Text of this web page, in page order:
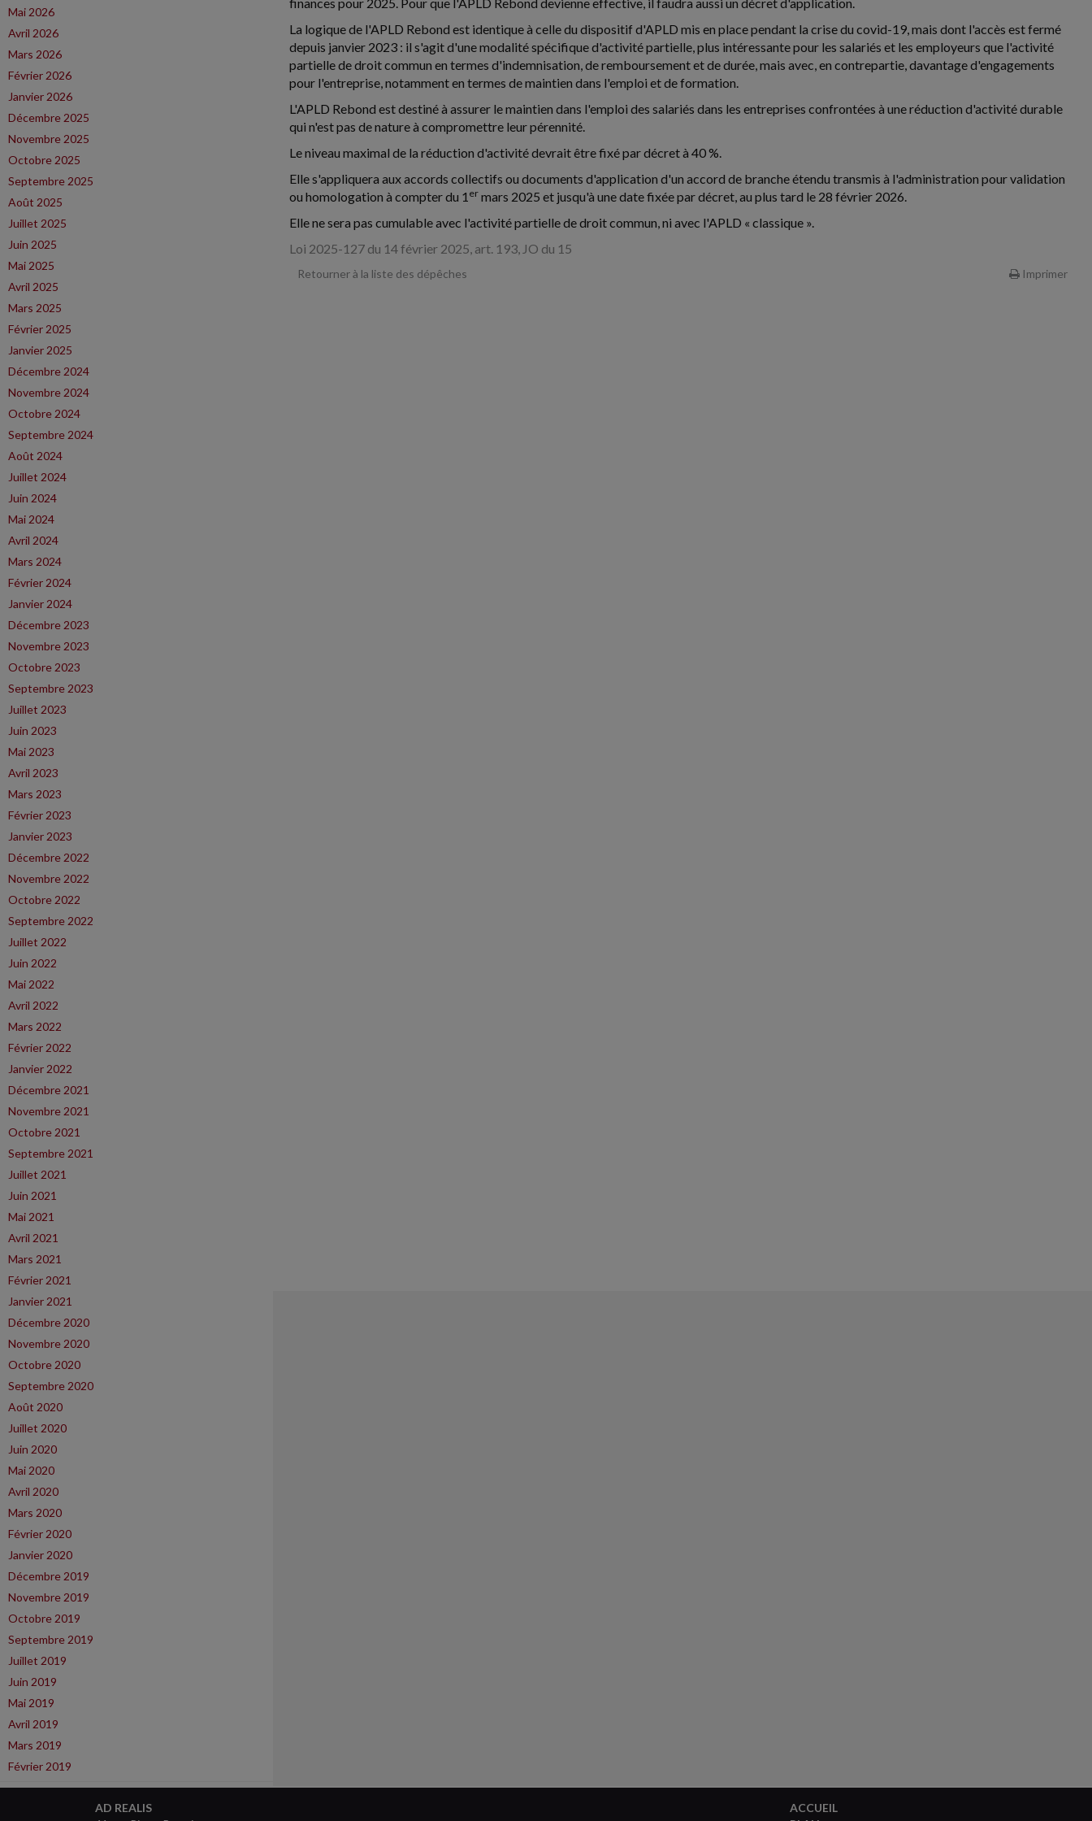
Mai 2026
Avril 2026
Mars 2026
Février 2026
Janvier 2026
Décembre 2025
Novembre 2025
Octobre 2025
Septembre 2025
Août 2025
Juillet 2025
Juin 2025
Mai 2025
Avril 2025
Mars 2025
Février 2025
Janvier 2025
Décembre 2024
Novembre 2024
Octobre 2024
Septembre 2024
Août 2024
Juillet 2024
Juin 2024
Mai 2024
Avril 2024
Mars 2024
Février 2024
Janvier 2024
Décembre 2023
Novembre 2023
Octobre 2023
Septembre 2023
Juillet 2023
Juin 2023
Mai 2023
Avril 2023
Mars 2023
Février 2023
Janvier 2023
Décembre 2022
Novembre 2022
Octobre 2022
Septembre 2022
Juillet 2022
Juin 2022
Mai 2022
Avril 2022
Mars 2022
Février 2022
Janvier 2022
Décembre 2021
Novembre 2021
Octobre 2021
Septembre 2021
Juillet 2021
Juin 2021
Mai 2021
Avril 2021
Mars 2021
Février 2021
Janvier 2021
Décembre 2020
Novembre 2020
Octobre 2020
Septembre 2020
Août 2020
Juillet 2020
Juin 2020
Mai 2020
Avril 2020
Mars 2020
Février 2020
Janvier 2020
Décembre 2019
Novembre 2019
Octobre 2019
Septembre 2019
Juillet 2019
Juin 2019
Mai 2019
Avril 2019
Mars 2019
Février 2019
La logique de l'APLD Rebond est identique à celle du dispositif d'APLD mis en place pendant la crise du covid-19, mais dont l'accès est fermé
depuis janvier 2023 : il s'agit d'une modalité spécifique d'activité partielle, plus intéressante pour les salariés et les employeurs que l'activité
partielle de droit commun en termes d'indemnisation, de remboursement et de durée, mais avec, en contrepartie, davantage d'engagements
pour l'entreprise, notamment en termes de maintien dans l'emploi et de formation.
L'APLD Rebond est destiné à assurer le maintien dans l'emploi des salariés dans les entreprises confrontées à une réduction d'activité durable
qui n'est pas de nature à compromettre leur pérennité.
Le niveau maximal de la réduction d'activité devrait être fixé par décret à 40 %.
Elle s'appliquera aux accords collectifs ou documents d'application d'un accord de branche étendu transmis à l'administration pour validation
ou homologation à compter du 1 er mars 2025 et jusqu'à une date fixée par décret, au plus tard le 28 février 2026.
Elle ne sera pas cumulable avec l'activité partielle de droit commun, ni avec l'APLD « classique ».
Loi 2025-127 du 14 février 2025, art. 193, JO du 15
Retourner à la liste des dépêches Imprimer
AD REALIS
ACCUEIL